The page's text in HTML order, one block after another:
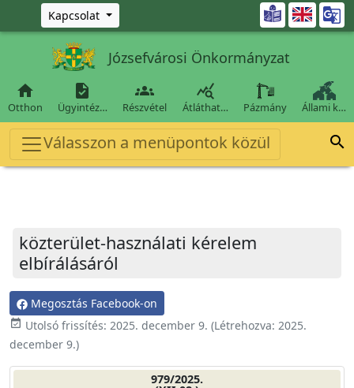
Ugrás a fő tartalomra
Kapcsolat 
Józsefvárosi Önkormányzat

Otthon

Ügyintéz…

Részvétel

Átláthat… Pázmány Állami k…
Válasszon a menüpontok közül 
közterület-használati kérelem
elbírálásáról
Megosztás Facebook-on
event_available Utolsó frissítés: 2025. december 9. (Létrehozva: 2025.
december 9.)
979/2025.